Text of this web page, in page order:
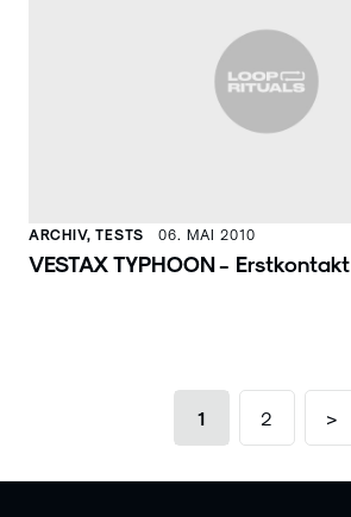
ARCHIV, TESTS 06. MAI 2010
VESTAX TYPHOON - Erstkontakt
1 2 >